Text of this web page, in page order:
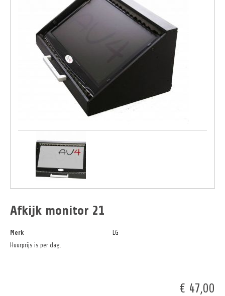
Afkijk monitor 21
Merk
LG
Huurprijs is per dag.
€ 47,00